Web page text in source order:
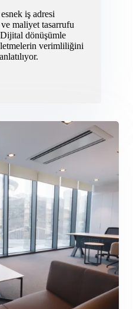
iş adresi
maliyet tasarrufu
Dijital dönüşümle
verimliliğini